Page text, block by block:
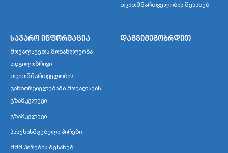
თვითმმართველობის შესახებ
საჯარო ინფორმაცია
მოქალაქეთა მონაწილეობა
ადგილობრივი
თვითმმართველობის
განხორციელებაში მოქალაქის
გზამკვლევი
გზამკვლევი
პასუხისმგებელი პირები
შშმ პირების შესახებ
დაგვიმეგობრდით